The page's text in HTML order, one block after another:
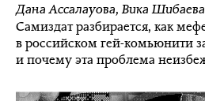
Дана Ассалауова,Вика Шибаева
Самиздат разбирается, как
в российском гей-комьюнити
и почему эта проблема